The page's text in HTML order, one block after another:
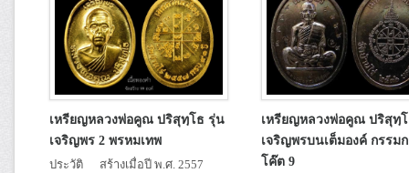
เหรียญหลวงพ่อคูณ ปริสุทฺโธ รุ่น
เจริญพร 2 พรหมเทพ
ประวัติ สร้างเมื่อปี พ.ศ. 2557
เหรียญหลวงพ่อคูณ ปริสุทฺ
เจริญพรบนเต็มองค์ กรรม
โค๊ต 9